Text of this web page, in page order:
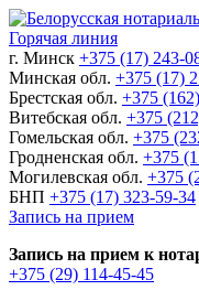
Горячая линия
г. Минск +375 (17) 243-
Минская обл. +375 (17)
Брестская обл. +375
Витебская обл. +375
Гомельская обл. +375
Гродненская обл. +375
Могилевская обл. +375
БНП +375 (17) 323-59-34
Запись на прием
Запись на прием к
+375 (29) 114-45-45